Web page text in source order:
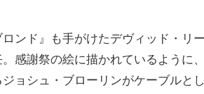
ンド』も手がけたデヴィッド・リ
感謝祭の絵に描かれているように
ョシュ・ブローリンがケーブルと